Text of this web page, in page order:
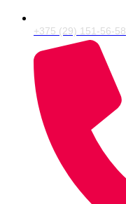
+375 (29) 151-56-58